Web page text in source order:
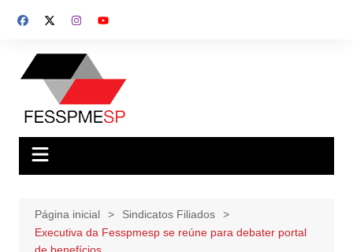
para
conteúdo
Página inicial
Sindicatos Filiados
Executiva da Fesspmesp se reúne para debater portal